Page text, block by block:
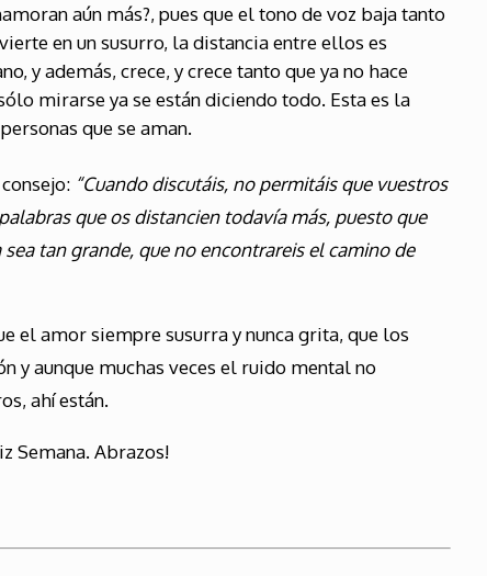
aún más?, pues que el tono de voz baja tanto
en un susurro, la distancia entre ellos es
y además, crece, y crece tanto que ya no hace
mirarse ya se están diciendo todo. Esta es la
que se aman.
“Cuando discutáis, no permitáis que vuestros
que os distancien todavía más, puesto que
tan grande, que no encontrareis el camino de
el amor siempre susurra y nunca grita, que los
y aunque muchas veces el ruido mental no
ahí están.
Semana. Abrazos!